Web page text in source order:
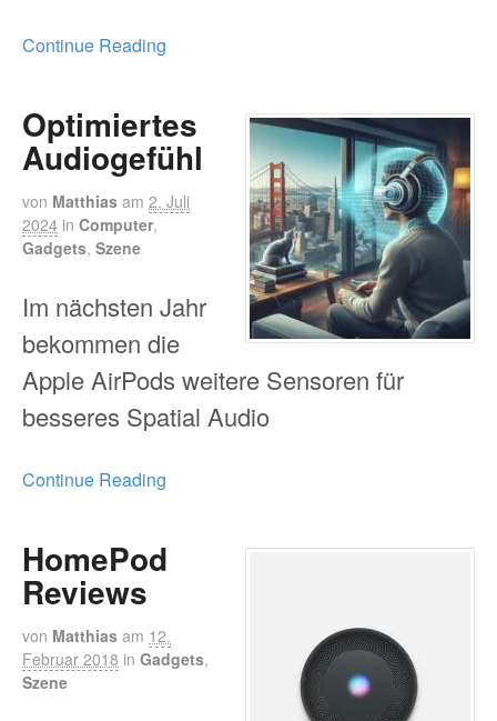
Continue Reading
Optimiertes
Audiogefühl
von Matthias am 2. Juli
2024 in Computer,
Gadgets, Szene
Im nächsten Jahr
bekommen die
Apple AirPods weitere Sensoren für
besseres Spatial Audio
Continue Reading
HomePod
Reviews
von Matthias am 12.
Februar 2018 in Gadgets,
Szene